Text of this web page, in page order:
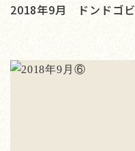
2018年9月 ドンドゴビ